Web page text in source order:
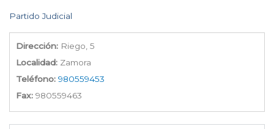
Partido Judicial
Dirección: Riego, 5
Localidad: Zamora
Teléfono: 980559453
Fax: 980559463